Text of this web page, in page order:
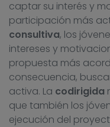
captar su interés y
participación más
consultiva, los
intereses y
propuesta más
consecuencia,
activa. La codirigida
que también los
ejecución del